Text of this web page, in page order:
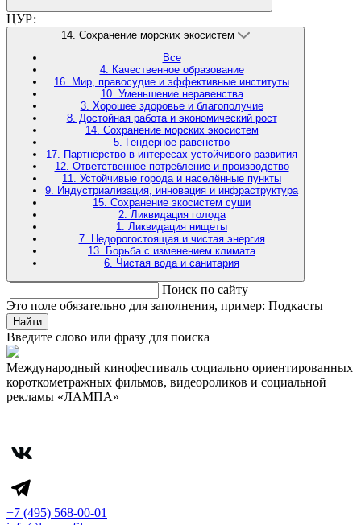
ЦУР:
14. Сохранение морских экосистем
Все
4. Качественное образование
16. Мир, правосудие и эффективные институты
10. Уменьшение неравенства
3. Хорошее здоровье и благополучие
8. Достойная работа и экономический рост
14. Сохранение морских экосистем
5. Гендерное равенство
17. Партнёрство в интересах устойчивого развития
12. Ответственное потребление и производство
11. Устойчивые города и населённые пункты
9. Индустриализация, инновация и инфраструктура
15. Сохранение экосистем суши
2. Ликвидация голода
1. Ликвидация нищеты
7. Недорогостоящая и чистая энергия
13. Борьба с изменением климата
6. Чистая вода и санитария
Поиск по сайту
Это поле обязательно для заполнения, пример: Подкасты
Найти
Введите слово или фразу для поиска
Международный кинофестиваль социально ориентированных
короткометражных фильмов, видеороликов и социальной
рекламы «ЛАМПА»
+7 (495) 568-00-01